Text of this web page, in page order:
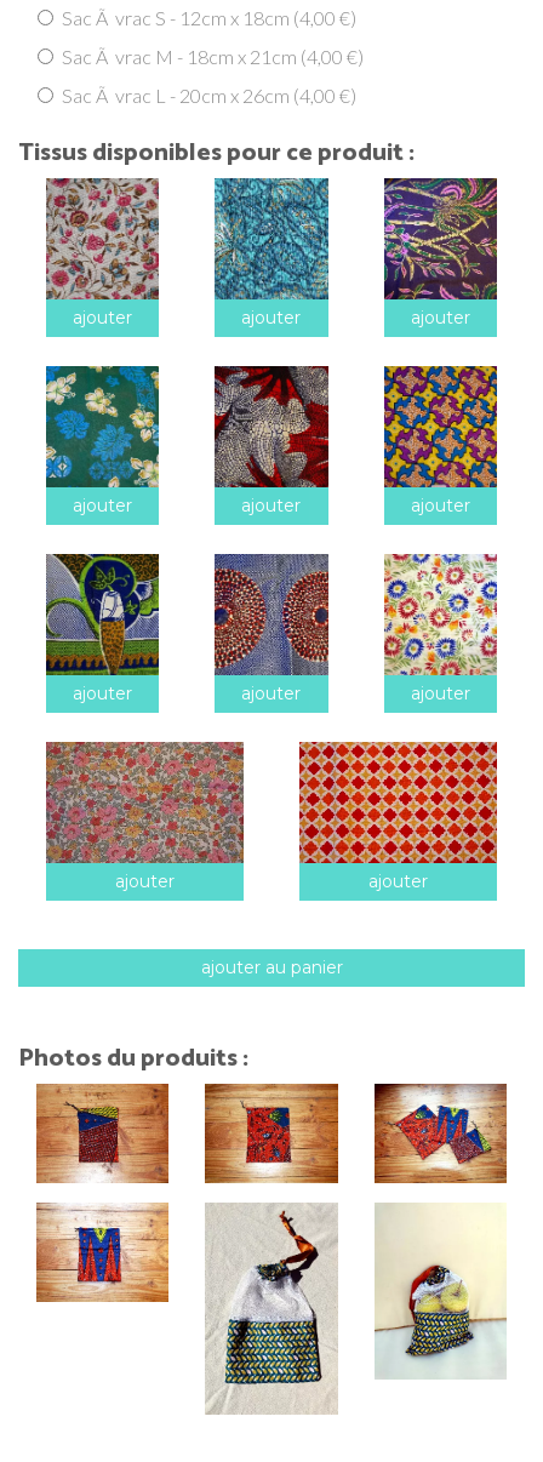
Sac Ã vrac S - 12cm x 18cm (4,00 €)
Sac Ã vrac M - 18cm x 21cm (4,00 €)
Sac Ã vrac L - 20cm x 26cm (4,00 €)
Tissus disponibles pour ce produit :
ajouter ajouter ajouter
ajouter ajouter ajouter
ajouter ajouter ajouter
ajouter ajouter
ajouter au panier
Photos du produits :